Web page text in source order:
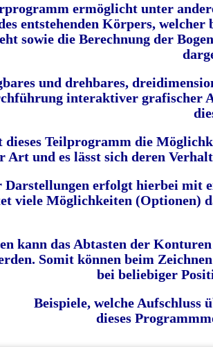
ermöglicht unter
entstehenden Körpers,
sowie die Berechnung der
und drehbares,
interaktiver grafischer
dieses Teilprogramm die
Art und es lässt sich deren
Darstellungen erfolgt hierbei mit
viele Möglichkeiten (Optionen)
kann das Abtasten der
Somit können beim
bei beliebiger
Beispiele, welche Aufschluss
dieses